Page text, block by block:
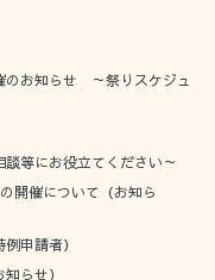
のお知らせ ～祭りスケジュ
等にお役立てください～
開催について（お知ら
申請者）
らせ）